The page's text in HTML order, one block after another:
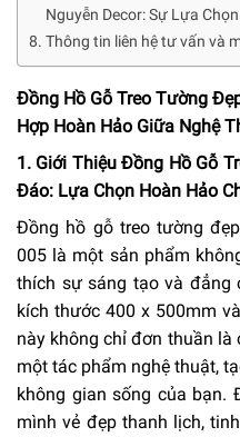
Nguyễn Decor: Sự Lựa
Thông tin liên hệ tư vấn và
Đồng Hồ Gỗ Treo Tường
Hợp Hoàn Hảo Giữa Nghệ
1. Giới Thiệu Đồng Hồ Gỗ
Đáo: Lựa Chọn Hoàn Hảo
Đồng hồ gỗ treo tường
005 là một sản phẩm
thích sự sáng tạo và đẳng
kích thước 400 x 500mm
này không chỉ đơn thuần
một tác phẩm nghệ thuật,
không gian sống của bạn.
mình vẻ đẹp thanh lịch,